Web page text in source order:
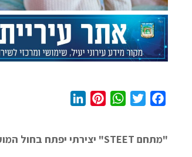
e
t
W
t
t
k
"מתחם STEET" יצירתי יפתח בחול המועד פסח